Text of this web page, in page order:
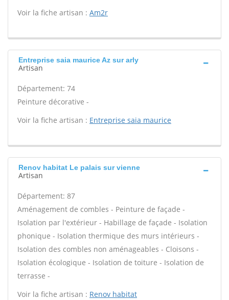
Voir la fiche artisan : Am2r
Entreprise saia maurice Az sur arly
Artisan
Département: 74
Peinture décorative -
Voir la fiche artisan : Entreprise saia maurice
Renov habitat Le palais sur vienne
Artisan
Département: 87
Aménagement de combles - Peinture de façade -
Isolation par l'extérieur - Habillage de façade - Isolation
phonique - Isolation thermique des murs intérieurs -
Isolation des combles non aménageables - Cloisons -
Isolation écologique - Isolation de toiture - Isolation de
terrasse -
Voir la fiche artisan : Renov habitat